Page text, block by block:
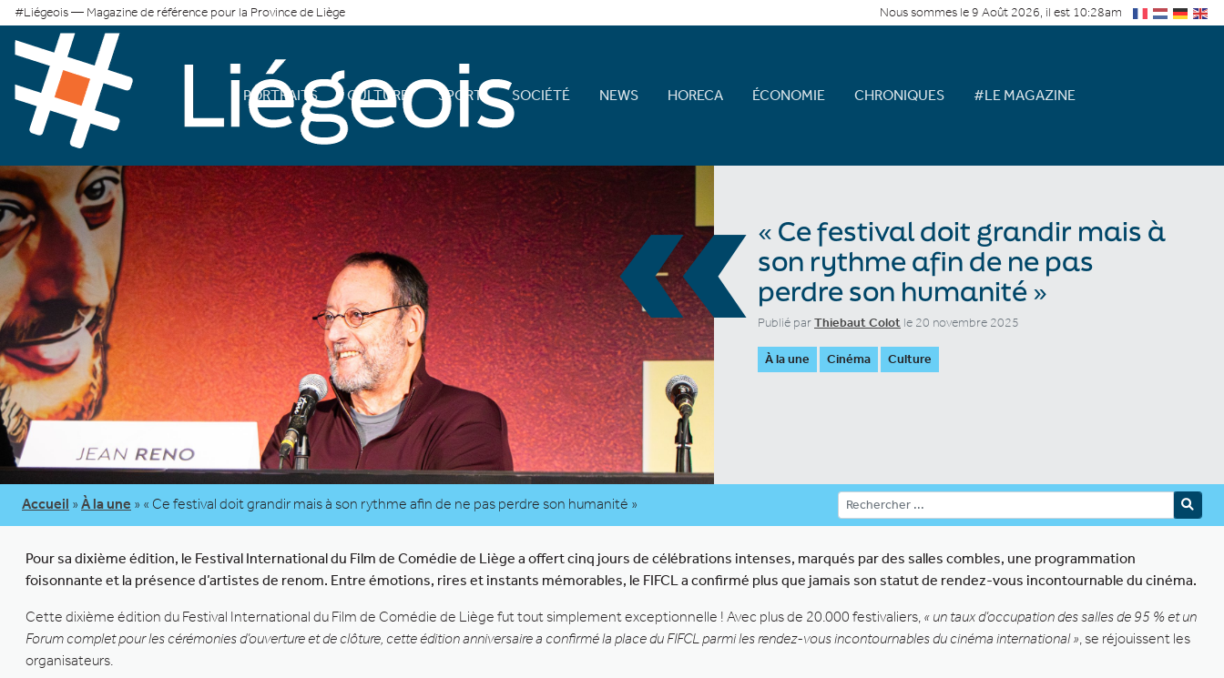
#Liégeois — Magazine de référence pour la Province de Liège Nous sommes le 9 Août 2026, il est 10:28am
PORTRAITS CULTURE SPORT SOCIÉTÉ NEWS HORECA ÉCONOMIE CHRONIQUES #LE MAGAZINE
«« Ce festival doit grandir mais à
son rythme afin de ne pas
perdre son humanité »
Publié parThiebaut Colot le 20 novembre 2025
À la une Cinéma Culture
Accueil » À la une » « Ce festival doit grandir mais à son rythme afin de ne pas perdre son humanité »
Pour sa dixième édition, le Festival International du Film de Comédie de Liège a offert cinq jours de célébrations intenses, marqués par des salles combles, une programmation
foisonnante et la présence d’artistes de renom. Entre émotions, rires et instants mémorables, le FIFCL a confirmé plus que jamais son statut de rendez-vous incontournable du cinéma.
Cette dixième édition du Festival International du Film de Comédie de Liège fut tout simplement exceptionnelle ! Avec plus de 20.000 festivaliers, « un taux d’occupation des salles de 95 % et un
Forum complet pour les cérémonies d’ouverture et de clôture, cette édition anniversaire a confirmé la place du FIFCL parmi les rendez-vous incontournables du cinéma international », se réjouissent les
organisateurs.